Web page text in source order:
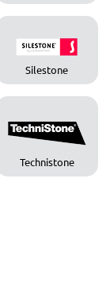
Silestone
Technistone